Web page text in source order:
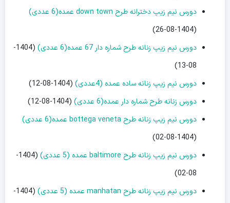
دورس نیم زیپ دخترانه طرح down town عمده(6 عددی)
(1404-08-26)
دورس نیم زیپ زنانه طرح شماره دار 67 عمده(6 عددی)
(1404-
08-13)
دورس نیم زیپ زنانه ساده عمده (4عددی)
(1404-08-12)
دورس زنانه طرح شماره دار عمده(6 عددی)
(1404-08-12)
دورس نیم زیپ زنانه طرح bottega veneta عمده(6 عددی)
(1404-08-02)
دورس نیم زیپ زنانه طرح baltimore عمده (5 عددی)
(1404-
08-02)
دورس نیم زیپ زنانه طرح manhatan عمده (5 عددی)
(1404-